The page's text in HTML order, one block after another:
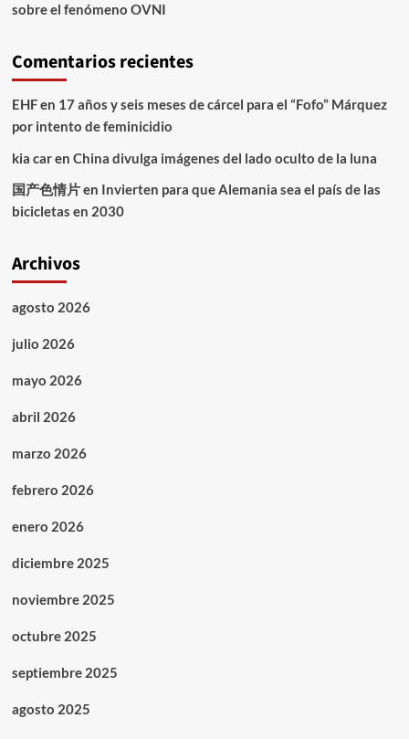
sobre el fenómeno OVNI
Comentarios recientes
EHFen 17 años y seis meses de cárcel para el “Fofo” Márquez
por intento de feminicidio
kia caren China divulga imágenes del lado oculto de la luna
国产色情片en Invierten para que Alemania sea el país de las
bicicletas en 2030
Archivos
agosto 2026
julio 2026
mayo 2026
abril 2026
marzo 2026
febrero 2026
enero 2026
diciembre 2025
noviembre 2025
octubre 2025
septiembre 2025
agosto 2025